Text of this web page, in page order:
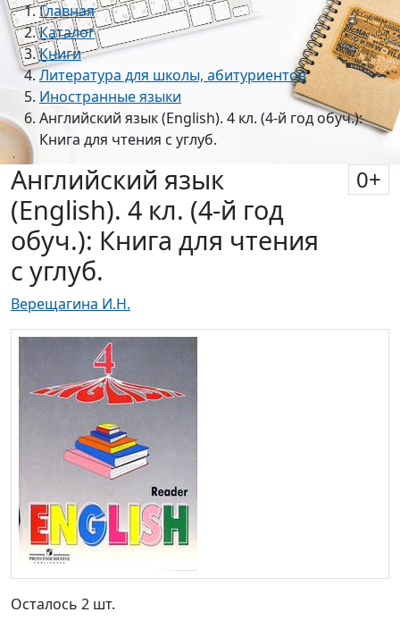
Главная
Каталог
Книги
Литература для школы, абитуриентов
Иностранные языки
Английский язык (English). 4 кл. (4-й год обуч.):
Книга для чтения с углуб.
Английский язык
(English). 4 кл. (4-й год
обуч.): Книга для чтения
с углуб.
0+
Верещагина И.Н.
Осталось 2 шт.